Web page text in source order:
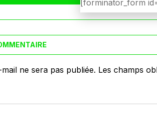
ne sera pas publiée. Les champs
[forminator_form